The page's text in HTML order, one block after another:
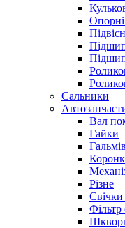
Сальники
Вал
Гайки
Різне
Фільтр